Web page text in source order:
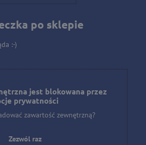
po sklepie
:-)
jest blokowana przez
prywatności
zawartość zewnętrzną?
Zezwól raz